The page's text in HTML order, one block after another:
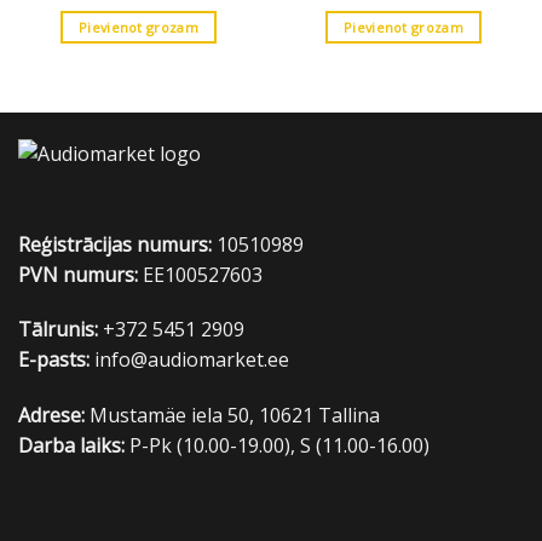
Pievienot grozam Pievienot grozam
Reģistrācijas numurs: 10510989
PVN numurs: EE100527603
Tālrunis: +372 5451 2909
E-pasts: info@audiomarket.ee
Adrese: Mustamäe iela 50, 10621 Tallina
Darba laiks: P-Pk (10.00-19.00), S (11.00-16.00)